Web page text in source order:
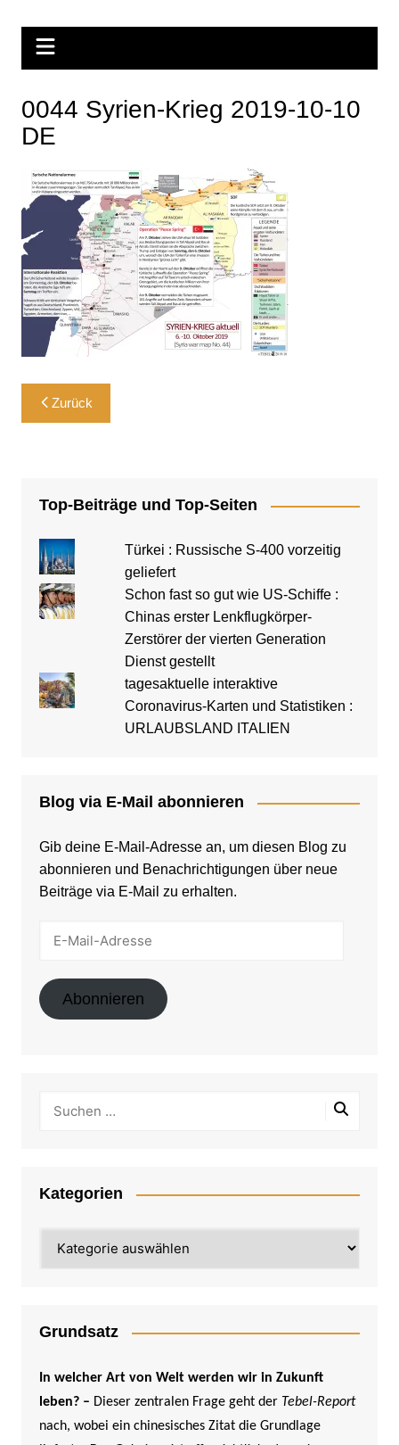
springen
0044 Syrien-Krieg 2019-10-10
DE
Beitragsnavigation
Zurück
Top-Beiträge und Top-Seiten
Türkei : Russische S-400 vorzeitig
geliefert
Schon fast so gut wie US-Schiffe :
Chinas erster Lenkflugkörper-
Zerstörer der vierten Generation
Dienst gestellt
tagesaktuelle interaktive
Coronavirus-Karten und Statistiken :
URLAUBSLAND ITALIEN
Blog via E-Mail abonnieren
Gib deine E-Mail-Adresse an, um diesen Blog zu
abonnieren und Benachrichtigungen über neue
Beiträge via E-Mail zu erhalten.
Abonnieren
Kategorien
Grundsatz
In welcher Art von Welt werden wir in Zukunft
leben? – Dieser zentralen Frage geht der Tebel-Report
nach, wobei ein chinesisches Zitat die Grundlage